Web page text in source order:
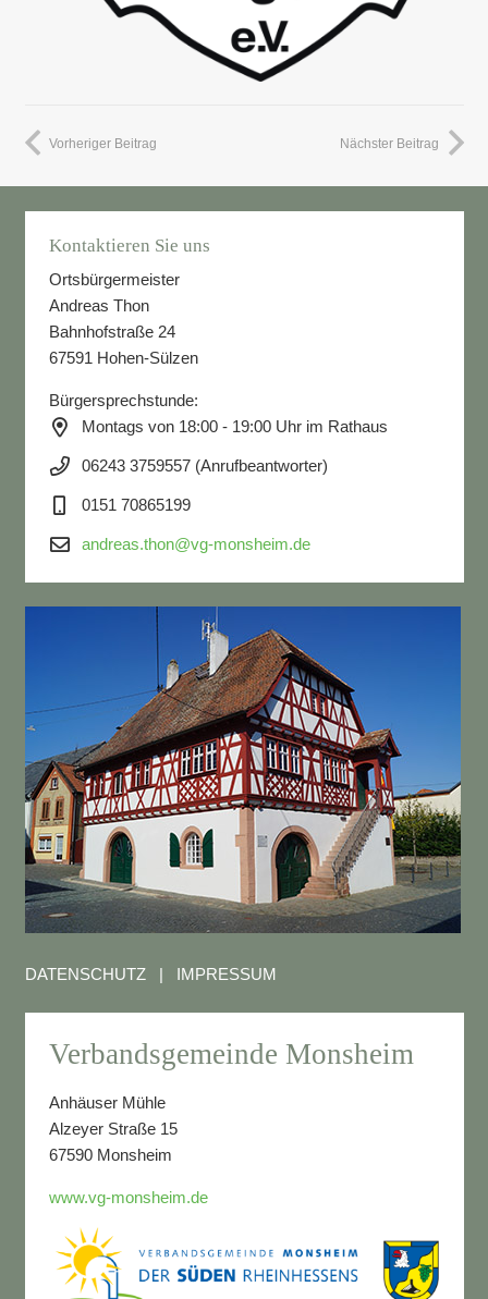
Vorheriger Beitrag Nächster Beitrag
Kontaktieren Sie uns
Ortsbürgermeister
Andreas Thon
Bahnhofstraße 24
67591 Hohen-Sülzen
Bürgersprechstunde:
Montags von 18:00 - 19:00 Uhr im Rathaus
06243 3759557 (Anrufbeantworter)
0151 70865199
andreas.thon@vg-monsheim.de
DATENSCHUTZ| IMPRESSUM
Verbandsgemeinde Monsheim
Anhäuser Mühle
Alzeyer Straße 15
67590 Monsheim
www.vg-monsheim.de